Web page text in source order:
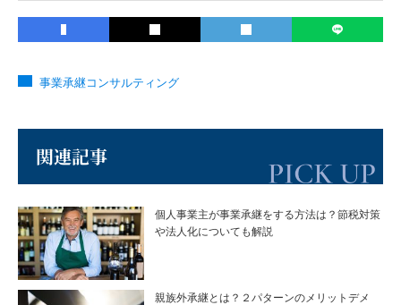
事業承継コンサルティング
関連記事
個人事業主が事業承継をする方法は？節税対策
や法人化についても解説
親族外承継とは？２パターンのメリットデメ